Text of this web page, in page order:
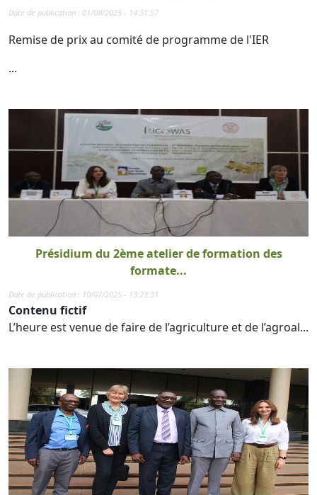
Date de publication : 01/08/2025 - 14:31:57
Remise de prix au comité de programme de l'IER
...
Présidium du 2ème atelier de formation des
formate...
Date de publication : 10/07/2025 - 13:23:31
Contenu fictif
L’heure est venue de faire de l’agriculture et de l’agroal...